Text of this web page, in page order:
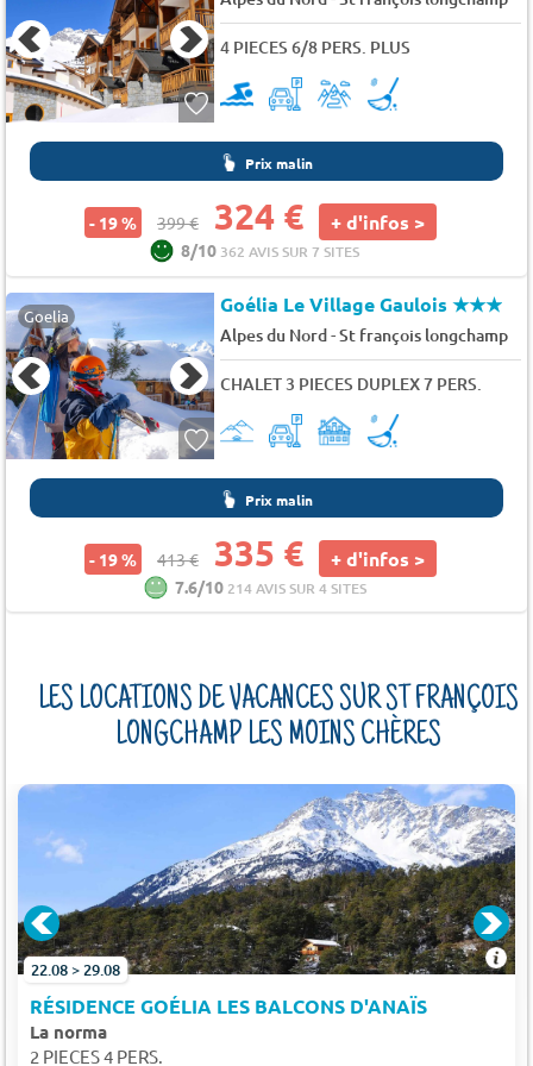
4 PIECES 6/8 PERS. PLUS
Prix malin
- 19 % 399 € 324 € + d'infos >
8/10 362 AVIS SUR 7 SITES
Goelia Goélia Le Village Gaulois★★★
Alpes du Nord-St françois longchamp
CHALET 3 PIECES DUPLEX 7 PERS.
Prix malin
- 19 % 413 € 335 € + d'infos >
7.6/10 214 AVIS SUR 4 SITES
LES LOCATIONS DE VACANCES SUR ST FRANÇOIS
LONGCHAMP LES MOINS CHÈRES
22.08 > 29.08
RÉSIDENCE GOÉLIA LES BALCONS D'ANAÏS
La norma
2 PIECES 4 PERS.